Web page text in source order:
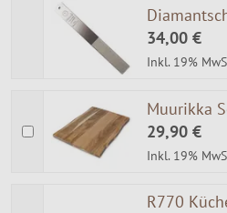
34,00 €
Inkl. 19%
Muurikka
29,90 €
Inkl. 19%
R770